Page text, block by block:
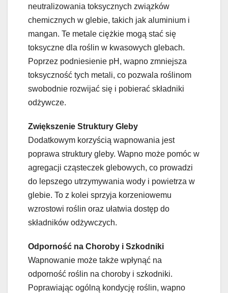
neutralizowania toksycznych związków
chemicznych w glebie, takich jak aluminium i
mangan. Te metale ciężkie mogą stać się
toksyczne dla roślin w kwasowych glebach.
Poprzez podniesienie pH, wapno zmniejsza
toksyczność tych metali, co pozwala roślinom
swobodnie rozwijać się i pobierać składniki
odżywcze.
Zwiększenie Struktury Gleby
Dodatkowym korzyścią wapnowania jest
poprawa struktury gleby. Wapno może pomóc w
agregacji cząsteczek glebowych, co prowadzi
do lepszego utrzymywania wody i powietrza w
glebie. To z kolei sprzyja korzeniowemu
wzrostowi roślin oraz ułatwia dostęp do
składników odżywczych.
Odporność na Choroby i Szkodniki
Wapnowanie może także wpłynąć na
odporność roślin na choroby i szkodniki.
Poprawiając ogólną kondycję roślin, wapno